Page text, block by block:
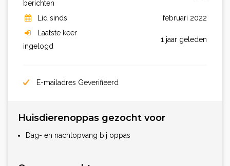
berichten
Lid sinds
februari 2022
Laatste keer
ingelogd
1 jaar geleden
E-mailadres Geverifiëerd
Huisdierenoppas gezocht voor
Dag- en nachtopvang bij oppas